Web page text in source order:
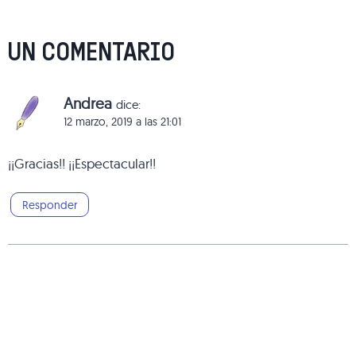
UN COMENTARIO
Andrea dice:
12 marzo, 2019 a las 21:01
¡¡Gracias!! ¡¡Espectacular!!
Responder